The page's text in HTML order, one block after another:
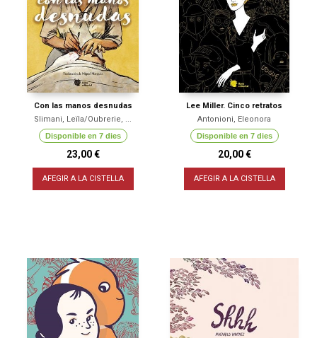
Con las manos desnudas
Slimani, Leïla/Oubrerie, ...
Disponible en 7 dies
23,00 €
AFEGIR A LA CISTELLA
Lee Miller. Cinco retratos
Antonioni, Eleonora
Disponible en 7 dies
20,00 €
AFEGIR A LA CISTELLA